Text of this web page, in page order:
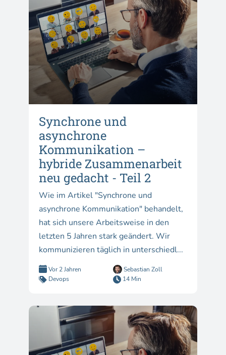
Synchrone und
asynchrone
Kommunikation –
hybride Zusammenarbeit
neu gedacht - Teil 2
Wie im Artikel "Synchrone und
asynchrone Kommunikation" behandelt,
hat sich unsere Arbeitsweise in den
letzten 5 Jahren stark geändert. Wir
kommunizieren täglich in unterschiedl...
Vor 2 Jahren
Sebastian Zoll
Devops
14 Min